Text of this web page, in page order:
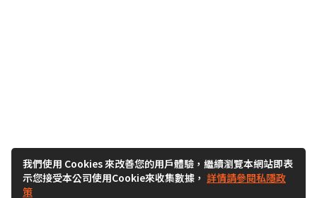
我們使用 Cookies 來改善您的用戶體驗，繼續瀏覽本網站即表
示您接受本公司使用Cookie來收集數據， 詳情請參閱私隱政
策